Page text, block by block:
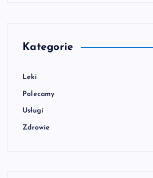
Kategorie
Leki
Polecamy
Usługi
Zdrowie